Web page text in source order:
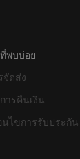
พบบ่อย
จัดส่ง
ารคืนเงิน
ไขการรับประกัน